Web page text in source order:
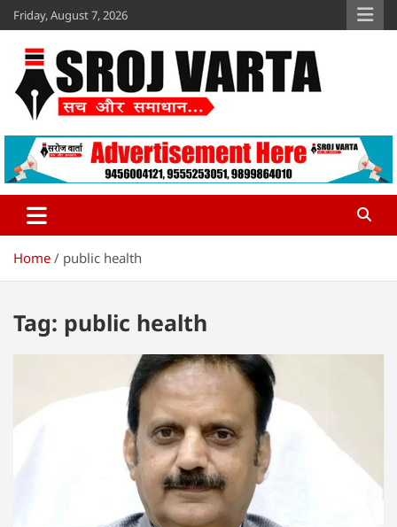
Skip
to
content
Friday, August 7, 2026
Sroj Varta
www.srojvarta.in
Home public health
Tag: public health